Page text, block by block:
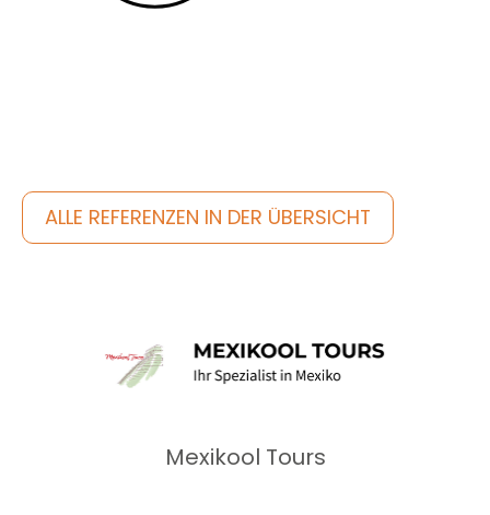
ALLE REFERENZEN IN DER ÜBERSICHT
Mexikool Tours